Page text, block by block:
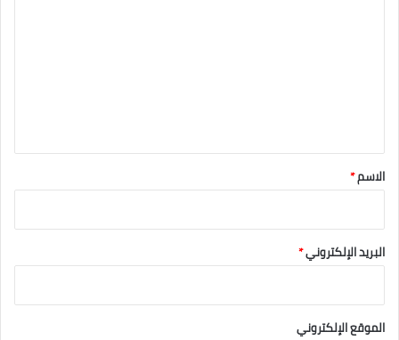
*
الاسم*
البريد الإلكتروني*
الموقع الإلكتروني